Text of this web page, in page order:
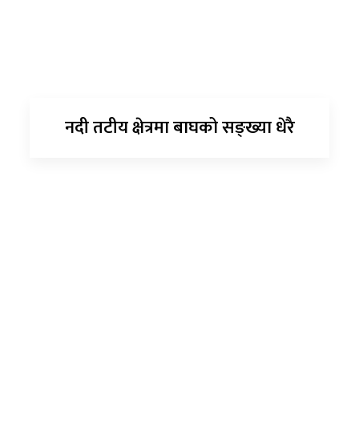
नदी तटीय क्षेत्रमा बाघको सङ्ख्या धेरै